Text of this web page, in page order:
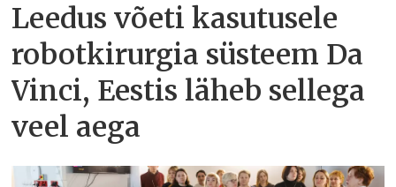
Leedus võeti kasutusele
robotkirurgia süsteem Da
Vinci, Eestis läheb sellega
veel aega